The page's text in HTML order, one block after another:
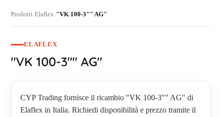
Prodotti›Elaflex›"VK 100-3"" AG"
ELAFLEX
"VK 100-3"" AG"
CYP Trading fornisce il ricambio "VK 100-3"" AG" di
Elaflex in Italia. Richiedi disponibilità e prezzo tramite il